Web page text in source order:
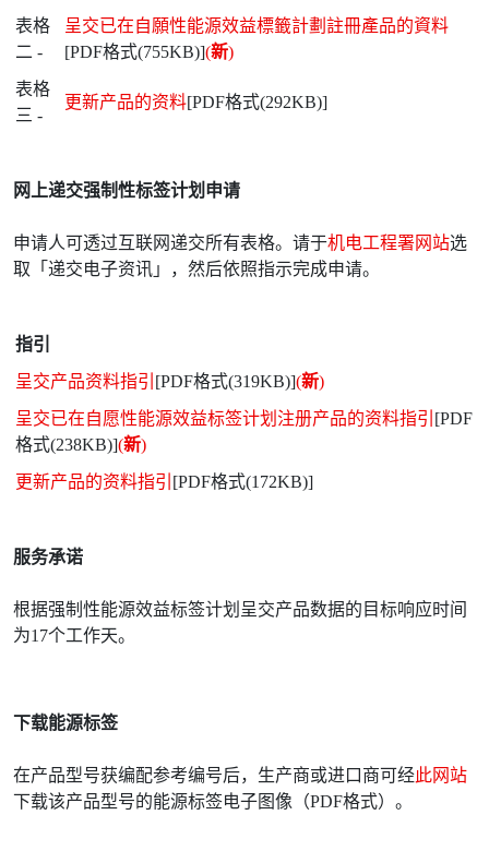
表格
二 -
呈交已在自願性能源效益標籤計劃註冊產品的資料
[PDF格式(755KB)](新)
表格
三 -
更新产品的资料[PDF格式(292KB)]
网上递交强制性标签计划申请
申请人可透过互联网递交所有表格。请于机电工程署网站选
取「递交电子资讯」，然后依照指示完成申请。
指引
呈交产品资料指引 [PDF格式(319KB)](新)
呈交已在自愿性能源效益标签计划注册产品的资料指引 [PDF
格式(238KB)](新)
更新产品的资料指引 [PDF格式(172KB)]
服务承诺
根据强制性能源效益标签计划呈交产品数据的目标响应时间
为17个工作天。
下载能源标签
在产品型号获编配参考编号后，生产商或进口商可经此网站
下载该产品型号的能源标签电子图像（PDF格式）。